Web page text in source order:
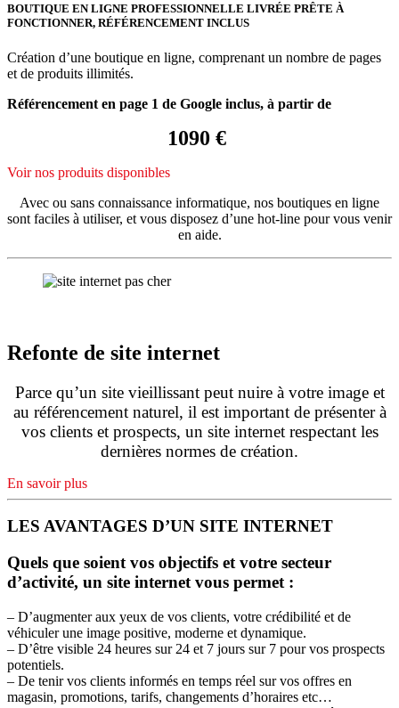
BOUTIQUE EN LIGNE PROFESSIONNELLE LIVRÉE PRÊTE À
FONCTIONNER, RÉFÉRENCEMENT INCLUS
Création d’une boutique en ligne, comprenant un nombre de pages
et de produits illimités.
Référencement en page 1 de Google inclus, à partir de
1090 €
Voir nos produits disponibles
Avec ou sans connaissance informatique, nos boutiques en ligne
sont faciles à utiliser, et vous disposez d’une hot-line pour vous venir
en aide.
Refonte de site internet
Parce qu’un site vieillissant peut nuire à votre image et
au référencement naturel, il est important de présenter à
vos clients et prospects, un site internet respectant les
dernières normes de création.
En savoir plus
LES AVANTAGES D’UN SITE INTERNET
Quels que soient vos objectifs et votre secteur
d’activité, un site internet vous permet :
– D’augmenter aux yeux de vos clients, votre crédibilité et de
véhiculer une image positive, moderne et dynamique.
– D’être visible 24 heures sur 24 et 7 jours sur 7 pour vos prospects
potentiels.
– De tenir vos clients informés en temps réel sur vos offres en
magasin, promotions, tarifs, changements d’horaires etc…